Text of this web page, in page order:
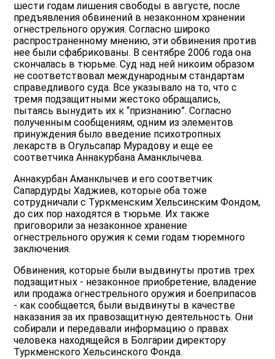
шести годам лишения свободы в августе, после
предъявления обвинений в незаконном хранении
огнестрельного оружия. Согласно широко
распространенному мнению, эти обвинения против
нее были сфабрикованы. В сентябре 2006 года она
скончалась в тюрьме. Суд над ней никоим образом
не соответствовал международным стандартам
справедливого суда. Все указывало на то, что с
тремя подзащитными жестоко обращались,
пытаясь вынудить их к “признанию”. Согласно
полученным сообщениям, одним из элементов
принуждения было введение психотропных
лекарств в Огульсапар Мурадову и еще ее
соответчика Аннакурбана Аманклычева.
Аннакурбан Аманклычев и его соответчик
Сапардурды Хаджиев, которые оба тоже
сотрудничали с Туркменским Хельсинским Фондом,
до сих пор находятся в тюрьме. Их также
приговорили за незаконное хранение
огнестрельного оружия к семи годам тюремного
заключения.
Обвинения, которые были выдвинуты против трех
подзащитных - незаконное приобретение, владение
или продажа огнестрельного оружия и боеприпасов
- как сообщается, были выдвинуты в качестве
наказания за их правозащитную деятельность. Они
собирали и передавали информацию о правах
человека находящейся в Болгарии директору
Туркменского Хельсинского Фонда.